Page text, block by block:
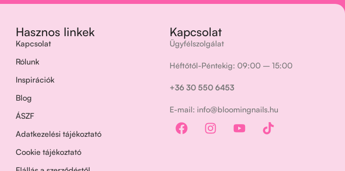
Hasznos linkek
Kapcsolat
Rólunk
Inspirációk
Blog
ÁSZF
Adatkezelési tájékoztató
Cookie tájékoztató
Kapcsolat
Ügyfélszolgálat
Héftőtől-Péntekig: 09:00 – 15:00
+36 30 550 6453
E-mail: info@bloomingnails.hu